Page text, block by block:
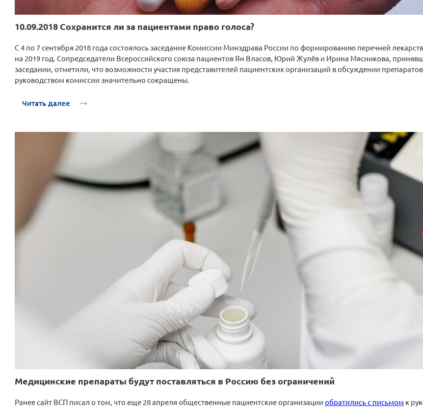
10.09.2018 Сохранится ли за пациентами право голоса?
С 4 по 7 сентября 2018 года состоялось заседание Комиссии Минздрава России по формированию перечней
на 2019 год. Сопредседатели Всероссийского союза пациентов Ян Власов, Юрий Жулёв и Ирина Мясникова,
заседании, отметили, что возможности участия представителей пациентских организаций в обсуждении
руководством комиссии значительно сокращены.
Читать далее
Медицинские препараты будут поставляться в Россию без ограничений
Ранее сайт ВСП писал о том, что еще 28 апреля общественные пациентские организации обратились с письмом к